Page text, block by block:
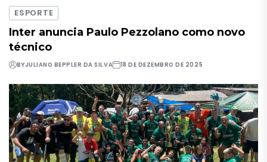
ESPORTE
Inter anuncia Paulo Pezzolano como novo
técnico
BYJULIANO BEPPLER DA SILVA 18 DE DEZEMBRO DE 2025